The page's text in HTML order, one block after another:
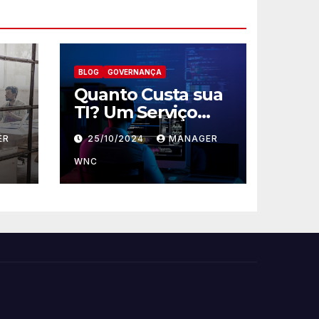
BLOG GOVERNANÇA
Quanto Custa sua
TI? Um Serviço
Que Nunca Para
25/10/2024 MANAGER
WNC